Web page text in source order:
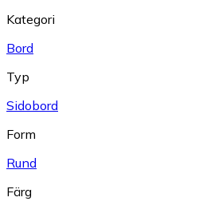
Kategori
Bord
Typ
Sidobord
Form
Rund
Färg